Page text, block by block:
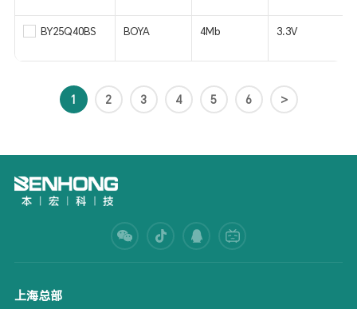
BY25Q40BS BOYA 4Mb 3.3V
1 2 3 4 5 6 >
上海总部